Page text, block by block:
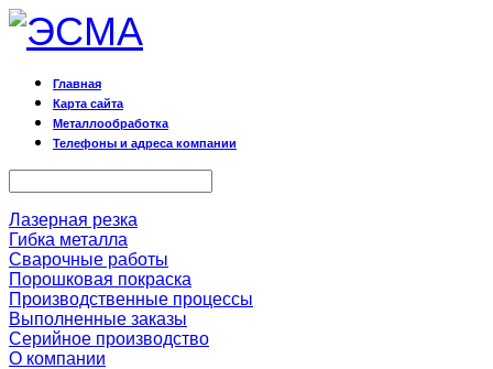
Главная
Карта сайта
Металлообработка
Телефоны и адреса компании
Лазерная резка
Гибка металла
Сварочные работы
Порошковая покраска
Производственные процессы
Выполненные заказы
Серийное производство
О компании